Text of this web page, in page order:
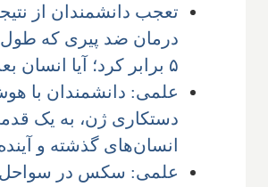
تعجب دانشمندان از
درمان ضد پیری که طول
۵ برابر کرد؛ آیا انسان بعدی است؟
علمی: دانشمندان با
دستکاری ژن، به یک
انسان‌های گذشته و
علمی: سکس در سواحل